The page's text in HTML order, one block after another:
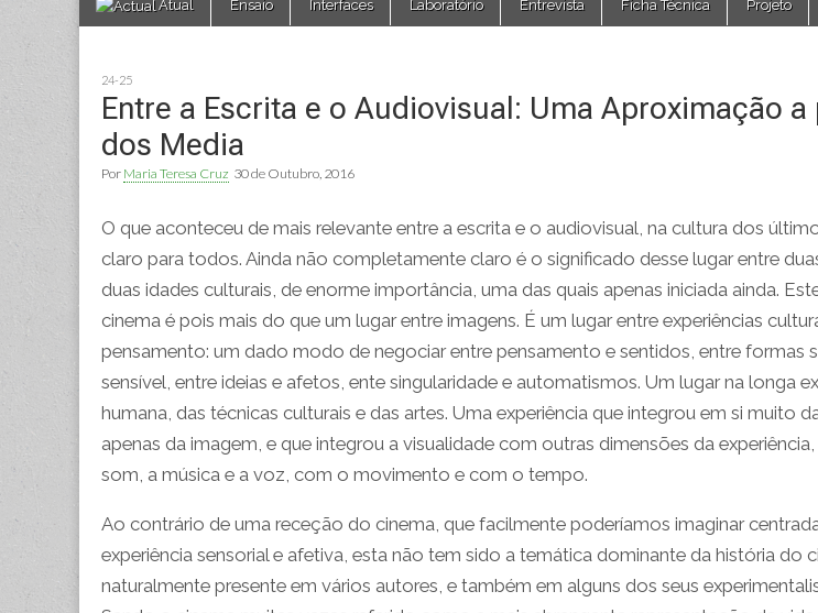
menu
Atual Ensaio Interfaces Laboratório Entrevista Ficha Técnica Projeto
24-25
Entre a Escrita e o Audiovisual: Uma Aproximação
dos Media
Por Maria Teresa Cruz 30 de Outubro, 2016
O que aconteceu de mais relevante entre a escrita e o audiovisual, na cultura dos
claro para todos. Ainda não completamente claro é o significado desse lugar entre
duas idades culturais, de enorme importância, uma das quais apenas iniciada ainda.
cinema é pois mais do que um lugar entre imagens. É um lugar entre experiências
pensamento: um dado modo de negociar entre pensamento e sentidos, entre formas
sensível, entre ideias e afetos, ente singularidade e automatismos. Um lugar na longa
humana, das técnicas culturais e das artes. Uma experiência que integrou em si muito
apenas da imagem, e que integrou a visualidade com outras dimensões da
som, a música e a voz, com o movimento e com o tempo.
Ao contrário de uma receção do cinema, que facilmente poderíamos imaginar
experiência sensorial e afetiva, esta não tem sido a temática dominante da história do
naturalmente presente em vários autores, e também em alguns dos seus